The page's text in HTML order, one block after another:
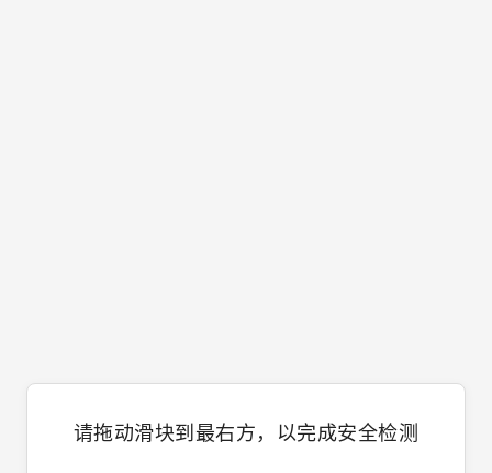
请拖动滑块到最右方，以完成安全检测